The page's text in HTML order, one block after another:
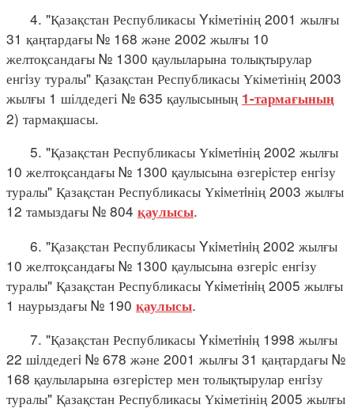
4. "Қазақстан Республикасы Yкiметінің 2001 жылғы
31 қаңтардағы № 168 және 2002 жылғы 10
желтоқсандағы № 1300 қаулыларына толықтырулар
енгiзу туралы" Қазақстан Республикасы Үкіметінің 2003
жылғы 1 шілдедегі № 635 қаулысының 1-тармағының
2) тармақшасы.
5. "Қазақстан Республикасы Үкiметiнің 2002 жылғы
10 желтоқсандағы № 1300 қаулысына өзгерiстер енгiзу
туралы" Қазақстан Республикасы Үкiметiнің 2003 жылғы
12 тамыздағы № 804 қаулысы.
6. "Қазақстан Республикасы Yкiметiнiң 2002 жылғы
10 желтоқсандағы № 1300 қаулысына өзгерiс енгiзу
туралы" Қазақстан Республикасы Yкiметiнiң 2005 жылғы
1 наурыздағы № 190 қаулысы.
7. "Қазақстан Республикасы Yкiметiнiң 1998 жылғы
22 шiлдедегi № 678 және 2001 жылғы 31 қаңтардағы №
168 қаулыларына өзгерiстер мен толықтырулар енгiзу
туралы" Қазақстан Республикасы Үкіметінің 2005 жылғы